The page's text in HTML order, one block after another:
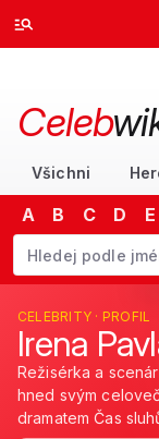
Celeb
Všichni
A B C D E
Začněte psát
CELEBRITY · PROFIL
Irena
Režisérka a
hned svým
dramatem Čas